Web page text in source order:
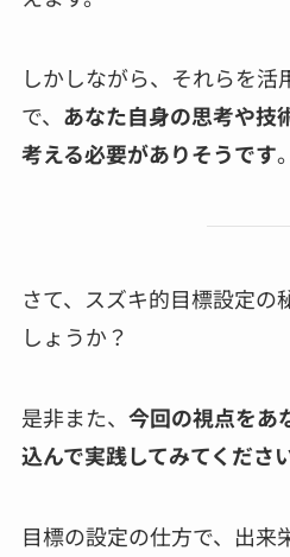
しかしながら、それらを活
で、 あなた自身の思考や技
考える必要がありそうです。
さて、スズキ的目標設定の
しょうか？
是非また、 今回の視点をあ
込んで実践してみてくださ
目標の設定の仕方で、出来